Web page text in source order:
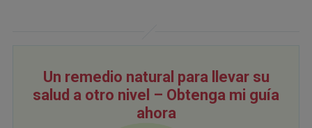
Un remedio natural para llevar su
salud a otro nivel – Obtenga mi guía
ahora